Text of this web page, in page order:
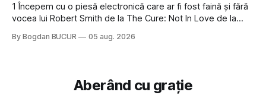
1 Începem cu o piesă electronică care ar fi fost faină și fără
vocea lui Robert Smith de la The Cure: Not In Love de la
a dovedit că jumătatea masculină a acelui duo era cam
By Bogdan BUCUR 05 aug. 2026
Aberând cu grație